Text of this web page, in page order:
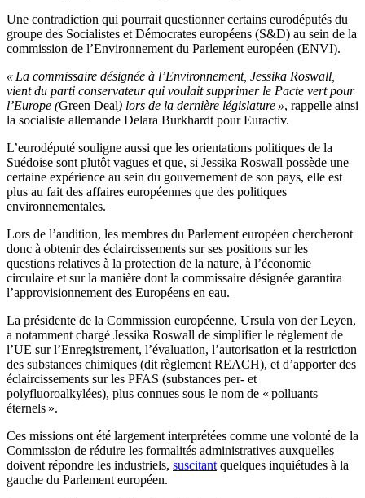
Une contradiction qui pourrait questionner certains eurodéputés du
groupe des Socialistes et Démocrates européens (S&D) au sein de la
commission de l’Environnement du Parlement européen (ENVI).
« La commissaire désignée à l’Environnement, Jessika Roswall,
vient du parti conservateur qui voulait supprimer le Pacte vert pour
l’Europe (Green Deal) lors de la dernière législature », rappelle ainsi
la socialiste allemande Delara Burkhardt pour Euractiv.
L’eurodéputé souligne aussi que les orientations politiques de la
Suédoise sont plutôt vagues et que, si Jessika Roswall possède une
certaine expérience au sein du gouvernement de son pays, elle est
plus au fait des affaires européennes que des politiques
environnementales.
Lors de l’audition, les membres du Parlement européen chercheront
donc à obtenir des éclaircissements sur ses positions sur les
questions relatives à la protection de la nature, à l’économie
circulaire et sur la manière dont la commissaire désignée garantira
l’approvisionnement des Européens en eau.
La présidente de la Commission européenne, Ursula von der Leyen,
a notamment chargé Jessika Roswall de simplifier le règlement de
l’UE sur l’Enregistrement, l’évaluation, l’autorisation et la restriction
des substances chimiques (dit règlement REACH), et d’apporter des
éclaircissements sur les PFAS (substances per- et
polyfluoroalkylées), plus connues sous le nom de « polluants
éternels ».
Ces missions ont été largement interprétées comme une volonté de la
Commission de réduire les formalités administratives auxquelles
doivent répondre les industriels, suscitant quelques inquiétudes à la
gauche du Parlement européen.